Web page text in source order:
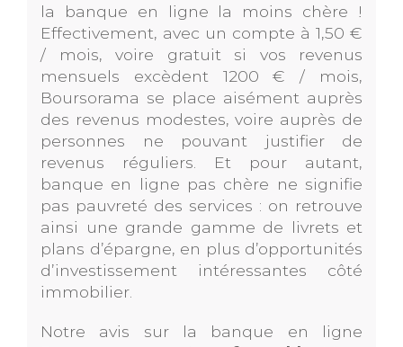
la banque en ligne la moins chère !
Effectivement, avec un compte à 1,50 €
/ mois, voire gratuit si vos revenus
mensuels excèdent 1200 € / mois,
Boursorama se place aisément auprès
des revenus modestes, voire auprès de
personnes ne pouvant justifier de
revenus réguliers. Et pour autant,
banque en ligne pas chère ne signifie
pas pauvreté des services : on retrouve
ainsi une grande gamme de livrets et
plans d’épargne, en plus d’opportunités
d’investissement intéressantes côté
immobilier.
Notre avis sur la banque en ligne